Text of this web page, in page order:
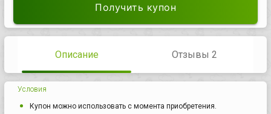
Получить купон
Описание Отзывы 2
Условия
Купон можно использовать с момента приобретения.